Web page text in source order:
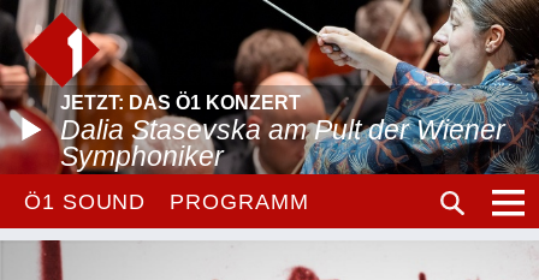
JETZT: DAS Ö1 KONZERT
Dalia Stasevska am Pult der Wiener
Symphoniker
Ö1 SOUND PROGRAMM